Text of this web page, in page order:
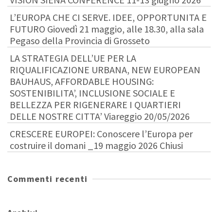
L’EUROPA CHE CI SERVE. IDEE, OPPORTUNITA E
FUTURO Giovedì 21 maggio, alle 18.30, alla sala
Pegaso della Provincia di Grosseto
LA STRATEGIA DELL’UE PER LA
RIQUALIFICAZIONE URBANA, NEW EUROPEAN
BAUHAUS, AFFORDABLE HOUSING:
SOSTENIBILITA’, INCLUSIONE SOCIALE E
BELLEZZA PER RIGENERARE I QUARTIERI
DELLE NOSTRE CITTA’ Viareggio 20/05/2026
CRESCERE EUROPEI: Conoscere l’Europa per
costruire il domani _19 maggio 2026 Chiusi
Commenti recenti